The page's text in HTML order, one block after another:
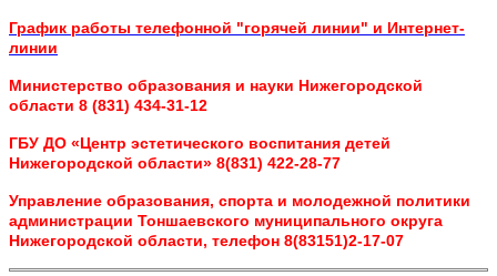
График работы телефонной "горячей линии" и Интернет-
линии
Министерство образования и науки Нижегородской
области 8 (831) 434-31-12
ГБУ ДО «Центр эстетического воспитания детей
Нижегородской области» 8(831) 422-28-77
Управление образования, спорта и молодежной политики
администрации Тоншаевского муниципального округа
Нижегородской области, телефон 8(83151)2-17-07